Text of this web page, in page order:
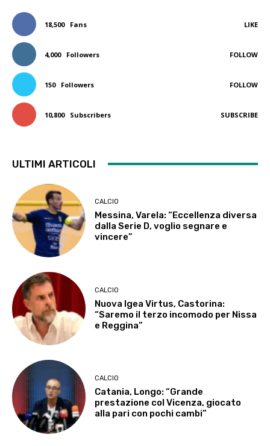
18,500 Fans LIKE
4,000 Followers FOLLOW
150 Followers FOLLOW
10,800 Subscribers SUBSCRIBE
ULTIMI ARTICOLI
CALCIO
Messina, Varela: “Eccellenza diversa
dalla Serie D, voglio segnare e
vincere”
CALCIO
Nuova Igea Virtus, Castorina:
“Saremo il terzo incomodo per Nissa
e Reggina”
CALCIO
Catania, Longo: “Grande
prestazione col Vicenza, giocato
alla pari con pochi cambi”